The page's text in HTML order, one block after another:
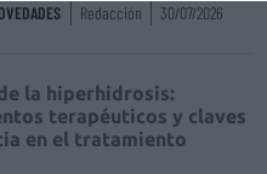
Redacción 30/07/2026
la hiperhidrosis:
terapéuticos y claves
en el tratamiento